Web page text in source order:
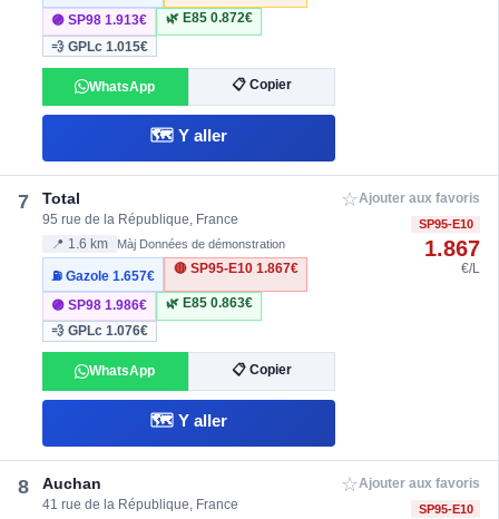
🟣 SP981.913€ 🌿 E85 0.872€
💨 GPLc1.015€
WhatsApp 📋 Copier
🗺️ Y aller
7 Total
95 rue de la République, France
📍 1.6 km Màj Données de démonstration
⛽ Gazole1.657€
🔴 SP95-E10 1.867€
🟣 SP981.986€ 🌿 E85 0.863€
💨 GPLc1.076€
WhatsApp 📋 Copier
🗺️ Y aller
☆Ajouter aux favoris
SP95-E10
1.867
€/L
8 Auchan
41 rue de la République, France
☆Ajouter aux favoris
SP95-E10